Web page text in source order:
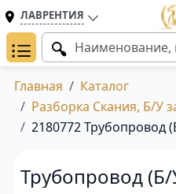
ЛАВРЕНТИЯ
Главная
Каталог
Разборка Скания, Б/У
2180772 Трубопровод
Трубопровод